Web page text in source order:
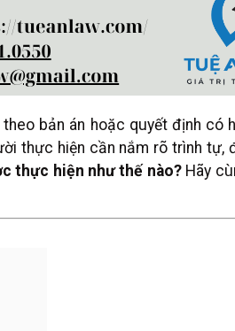
bản án hoặc quyết định có
thực hiện cần nắm rõ trình tự,
thực hiện như thế nào?Hãy